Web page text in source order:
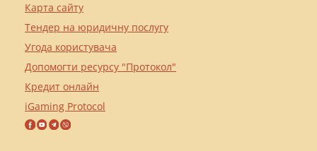
Карта сайту
Тендер на юридичну послугу
Угода користувача
Допомогти ресурсу "Протокол"
Кредит онлайн
iGaming Protocol